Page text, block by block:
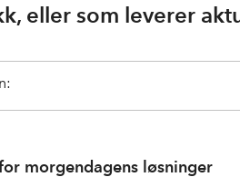
eller som leverer
morgendagens løsninger